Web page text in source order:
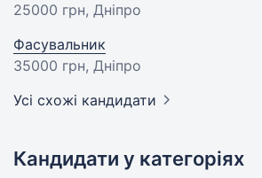
25000 грн, Дніпро
Фасувальник
35000 грн, Дніпро
Усі схожі кандидати
Кандидати у категоріях